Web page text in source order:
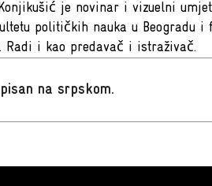
je novinar i vizuelni
političkih nauka u Beogradu
Radi i kao predavač i istraživač.
na srpskom.